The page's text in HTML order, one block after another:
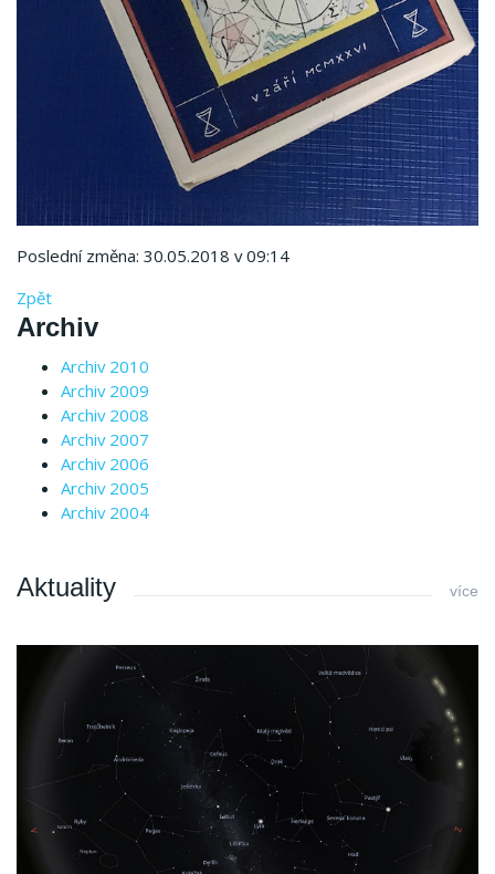
Poslední změna: 30.05.2018 v 09:14
Zpět
Archiv
Archiv 2010
Archiv 2009
Archiv 2008
Archiv 2007
Archiv 2006
Archiv 2005
Archiv 2004
Aktuality více